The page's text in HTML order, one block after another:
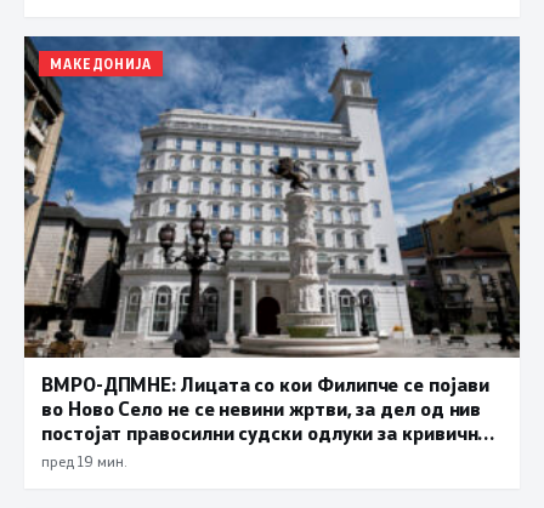
МАКЕДОНИЈА
ВМРО-ДПМНЕ: Лицата со кои Филипче се појави
во Ново Село не се невини жртви, за дел од нив
постојат правосилни судски одлуки за кривични
дела
пред 19 мин.